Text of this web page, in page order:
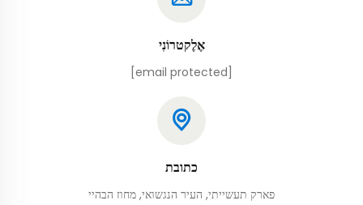
אֶלֶקטרוֹנִי
כתובת
פארק תעשייתי, העיר הנגשואי, מחוז הבהיי